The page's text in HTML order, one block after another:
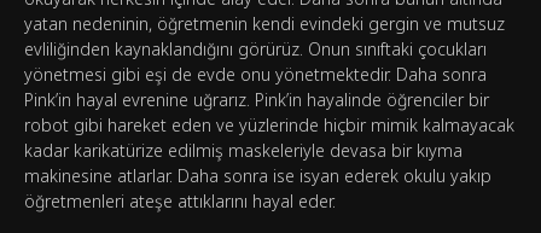
yatan nedeninin, öğretmenin kendi evindeki gergin ve mutsuz
evliliğinden kaynaklandığını görürüz. Onun sınıftaki çocukları
yönetmesi gibi eşi de evde onu yönetmektedir. Daha sonra
Pink’in hayal evrenine uğrarız. Pink’in hayalinde öğrenciler bir
robot gibi hareket eden ve yüzlerinde hiçbir mimik kalmayacak
kadar karikatürize edilmiş maskeleriyle devasa bir kıyma
makinesine atlarlar. Daha sonra ise isyan ederek okulu yakıp
öğretmenleri ateşe attıklarını hayal eder.